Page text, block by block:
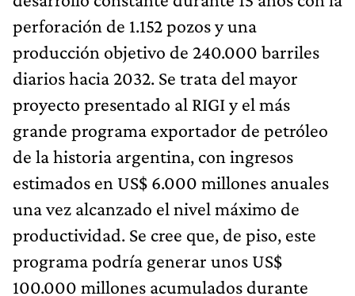
perforación de 1.152 pozos y una
producción objetivo de 240.000 barriles
diarios hacia 2032. Se trata del mayor
proyecto presentado al RIGI y el más
grande programa exportador de petróleo
de la historia argentina, con ingresos
estimados en US$ 6.000 millones anuales
una vez alcanzado el nivel máximo de
productividad. Se cree que, de piso, este
programa podría generar unos US$
100.000 millones acumulados durante